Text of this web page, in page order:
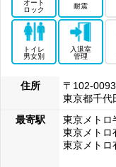
オート
ロック
耐震
トイレ
男女別
入退室
管理
住所
〒102-0093
東京都千代
最寄駅
東京メトロ
東京メトロ
東京メトロ